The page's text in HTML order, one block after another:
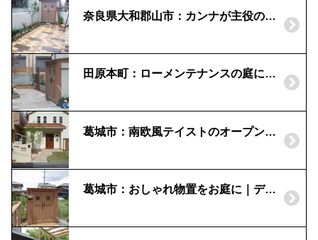
奈良県大和郡山市：カンナが主役の明るいお庭
田原本町：ローメンテナンスの庭にしてほしい!｜ウッドデッキとオシャレ物置の設置
葛城市：南欧風テイストのオープン外構｜曲線を取り入れた優しいデザイン
葛城市：おしゃれ物置をお庭に｜ディーズガーデンのカンナ